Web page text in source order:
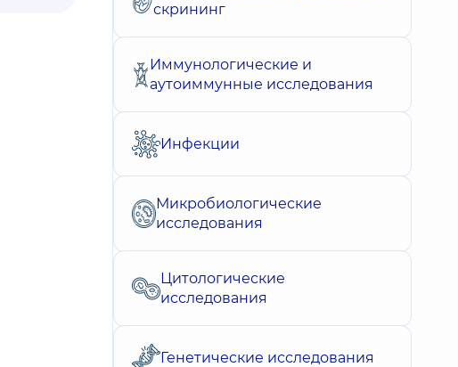
скрининг
Иммунологические и
аутоиммунные исследования
Инфекции
Микробиологические
исследования
Цитологические
исследования
Генетические исследования